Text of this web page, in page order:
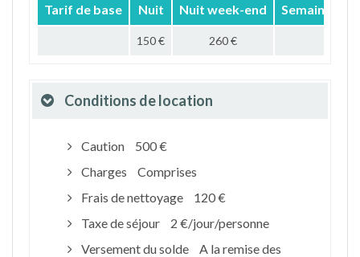
Tarif de base Nuit Nuit week-end Semaine
150 € 260 €
Conditions de location
Caution
500 €
Charges
Comprises
Frais de nettoyage
120 €
Taxe de séjour
2 €/jour/personne
Versement du solde
A la remise des